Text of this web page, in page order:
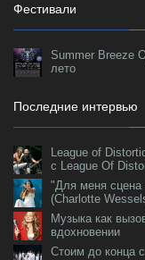
Фестивали
Summer Breeze
лето
Последние интервью
League of
с League Of
"Для меня сцена
(Charlotte
Музыка как
вдохновении
Стоим до конца